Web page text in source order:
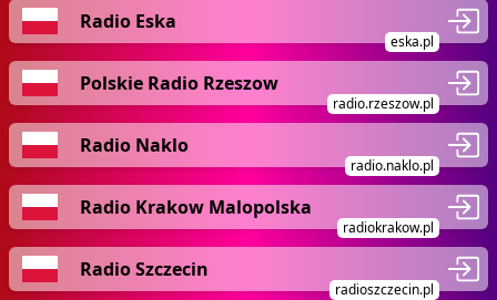
Radio Eska
eska.pl
Polskie Radio Rzeszow
radio.rzeszow.pl
Radio Naklo
radio.naklo.pl
Radio Krakow Malopolska
radiokrakow.pl
Radio Szczecin
radioszczecin.pl